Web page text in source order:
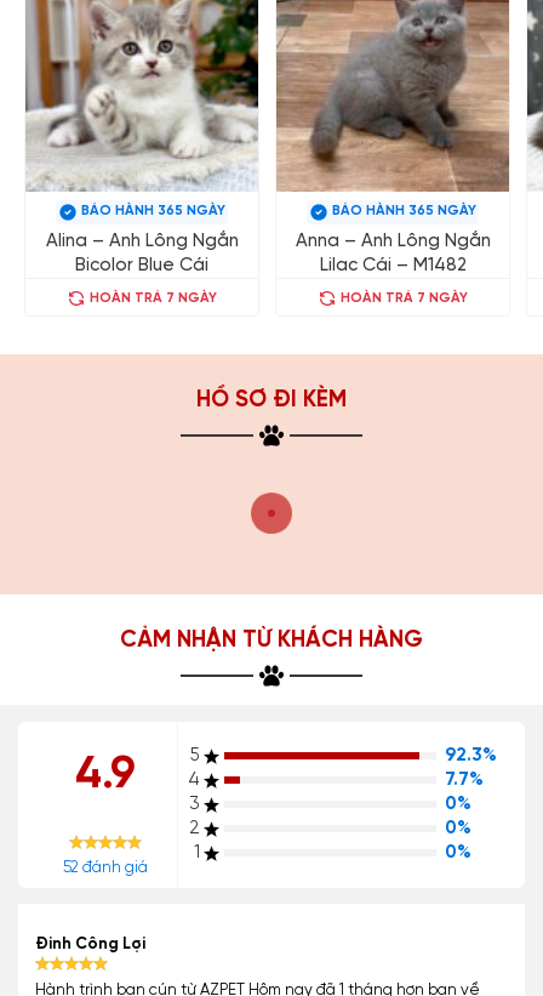
BẢO HÀNH 365 NGÀY
Alina – Anh Lông Ngắn
Bicolor Blue Cái
HOÀN TRẢ 7 NGÀY
BẢO HÀNH 365 NGÀY
Anna – Anh Lông Ngắn
Lilac Cái – M1482
HOÀN TRẢ 7 NGÀY
HỒ SƠ ĐI KÈM
CẢM NHẬN TỪ KHÁCH HÀNG
4.9
52 đánh giá
5
92.3%
4
7.7%
3
0%
2
0%
1
0%
Đinh Công Lợi
Hành trình bạn cún từ AZPET Hôm nay đã 1 tháng hơn bạn về